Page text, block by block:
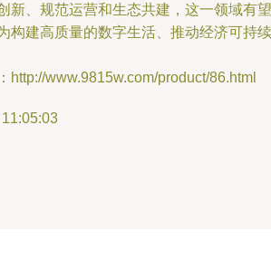
新、规范运营和生态共建，这一领域有望
构建高质量的数字生活、推动经济可持续
http://www.9815w.com/product/86.html